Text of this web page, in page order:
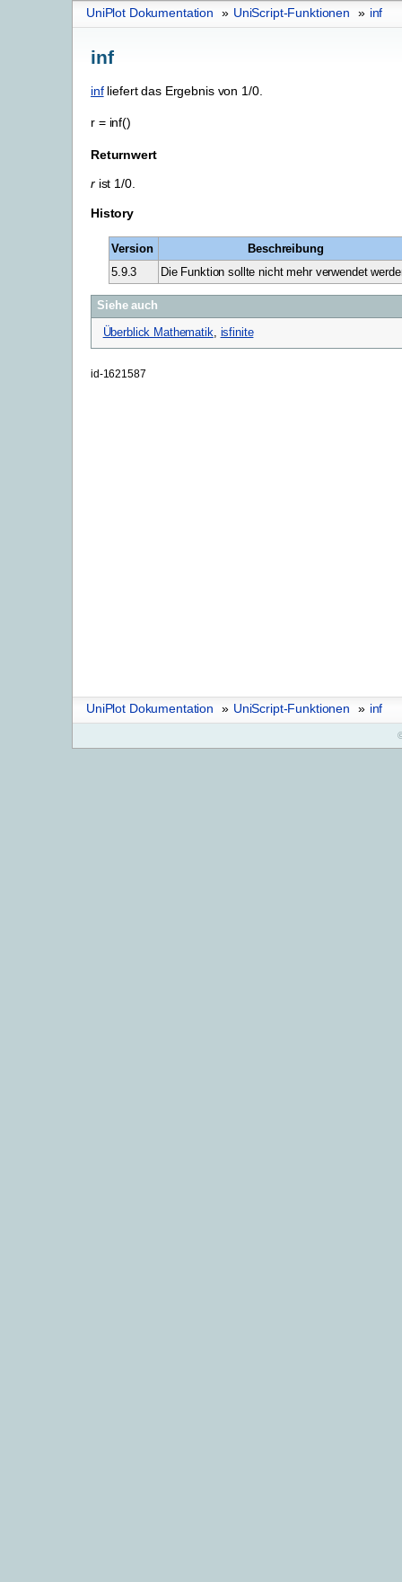
UniPlot Dokumentation » UniScript-Funktionen » inf
inf
infliefert das Ergebnis von 1/0.
r = inf()
Returnwert
rist 1/0.
History
Version
Beschreibung
5.9.3
Die Funktion sollte nicht mehr verwendet
Siehe auch
Überblick Mathematik, isfinite
id-1621587
UniPlot Dokumentation » UniScript-Funktionen » inf